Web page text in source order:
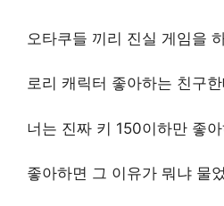
오타쿠들 끼리 진실 게임을
로리 캐릭터 좋아하는 친구한
너는 진짜 키 150이하만 좋
좋아하면 그 이유가 뭐냐 물